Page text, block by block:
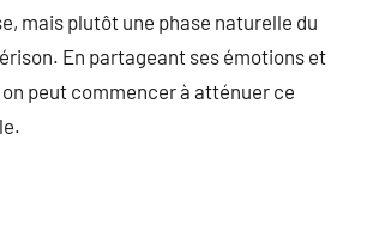
mais plutôt une phase naturelle du
En partageant ses émotions et
peut commencer à atténuer ce